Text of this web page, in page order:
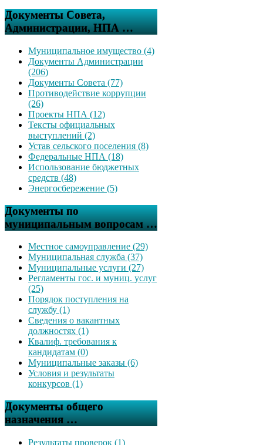
Документы Совета,
Администрации, НПА …
Муниципальное имущество (4)
Документы Администрации
(206)
Документы Совета (77)
Противодействие коррупции
(26)
Проекты НПА (12)
Тексты официальных
выступлений (2)
Устав сельского поселения (8)
Федеральные НПА (18)
Использование бюджетных
средств (48)
Энергосбережение (5)
Документы по
муниципальным вопросам …
Местное самоуправление (29)
Муниципальная служба (37)
Муниципальные услуги (27)
Регламенты гос. и муниц. услуг
(25)
Порядок поступления на
службу (1)
Сведения о вакантных
должностях (1)
Квалиф. требования к
кандидатам (0)
Муниципальные заказы (6)
Условия и результаты
конкурсов (1)
Документы общего
назначения …
Результаты проверок (1)